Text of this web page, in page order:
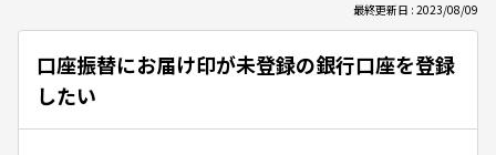
最終更新日 : 2023/08/09
口座振替にお届け印が未登録の銀行口座を登録
したい